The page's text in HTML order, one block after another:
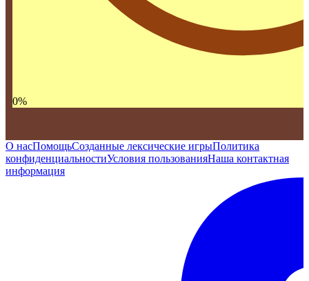
0%
О насПомощьСозданные лексические игрыПолитика
конфиденциальностиУсловия пользованияНаша контактная
информация